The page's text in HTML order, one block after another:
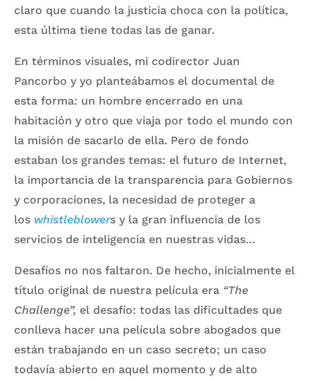
claro que cuando la justicia choca con la política,
esta última tiene todas las de ganar.
En términos visuales, mi codirector Juan
Pancorbo y yo planteábamos el documental de
esta forma: un hombre encerrado en una
habitación y otro que viaja por todo el mundo con
la misión de sacarlo de ella. Pero de fondo
estaban los grandes temas: el futuro de Internet,
la importancia de la transparencia para Gobiernos
y corporaciones, la necesidad de proteger a
los whistleblowers y la gran influencia de los
servicios de inteligencia en nuestras vidas…
Desafíos no nos faltaron. De hecho, inicialmente el
título original de nuestra película era “The
Challenge”, el desafío: todas las dificultades que
conlleva hacer una película sobre abogados que
están trabajando en un caso secreto; un caso
todavía abierto en aquel momento y de alto